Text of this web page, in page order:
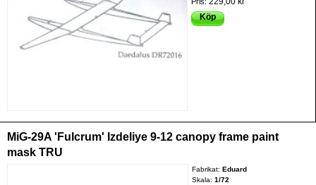
Köp
MiG-29A 'Fulcrum' Izdeliye 9-12 canopy frame paint
mask TRU
Fabrikat: Eduard
Skala: 1/72